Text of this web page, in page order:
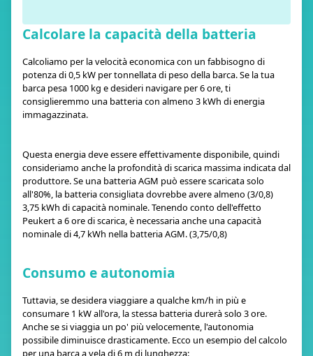
Calcolare la capacità della batteria
Calcoliamo per la velocità economica con un fabbisogno di
potenza di 0,5 kW per tonnellata di peso della barca. Se la tua
barca pesa 1000 kg e desideri navigare per 6 ore, ti
consiglieremmo una batteria con almeno 3 kWh di energia
immagazzinata.
Questa energia deve essere effettivamente disponibile, quindi
consideriamo anche la profondità di scarica massima indicata dal
produttore. Se una batteria AGM può essere scaricata solo
all'80%, la batteria consigliata dovrebbe avere almeno (3/0,8)
3,75 kWh di capacità nominale. Tenendo conto dell'effetto
Peukert a 6 ore di scarica, è necessaria anche una capacità
nominale di 4,7 kWh nella batteria AGM. (3,75/0,8)
Consumo e autonomia
Tuttavia, se desidera viaggiare a qualche km/h in più e
consumare 1 kW all'ora, la stessa batteria durerà solo 3 ore.
Anche se si viaggia un po' più velocemente, l'autonomia
possibile diminuisce drasticamente. Ecco un esempio del calcolo
per una barca a vela di 6 m di lunghezza: